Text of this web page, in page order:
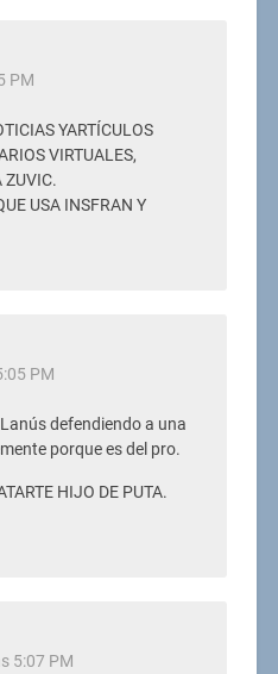
PM
YARTÍCULOS
VIRTUALES,
ZUVIC.
USA INSFRAN Y
PM
defendiendo a una
porque es del pro.
HIJO DE PUTA.
5:07 PM